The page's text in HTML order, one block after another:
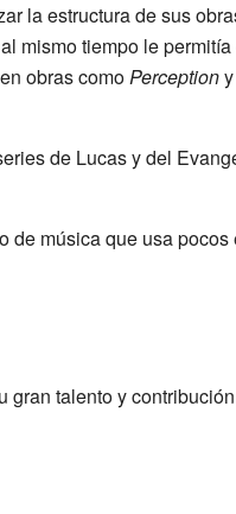
la estructura de sus
mismo tiempo le
obras comoPerceptiony
de Lucas y del
de música que usa pocos
talento y